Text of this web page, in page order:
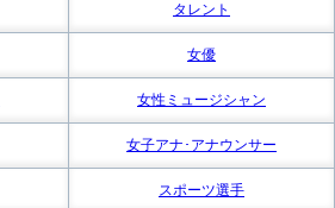
タレント
女優
女性ミュージシャン
女子アナ･アナウンサー
スポーツ選手